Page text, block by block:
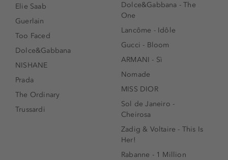
Elie Saab
Guerlain
Too Faced
Dolce&Gabbana
NISHANE
Prada
The Ordinary
Trussardi
Dolce&Gabbana - The
One
Lancôme - Idôle
Gucci - Bloom
ARMANI - Sì
Nomade
MISS DIOR
Sol de Janeiro -
Cheirosa
Zadig & Voltaire - This Is
Her!
Rabanne - 1 Million